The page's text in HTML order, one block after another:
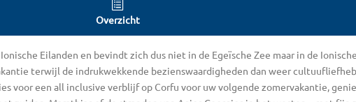
Overzicht
Eilanden en bevindt zich dus niet in de Egeïsche Zee maar in de
terwijl de indrukwekkende bezienswaardigheden dan weer
voor een all inclusive verblijf op Corfu voor uw volgende zomervakantie,